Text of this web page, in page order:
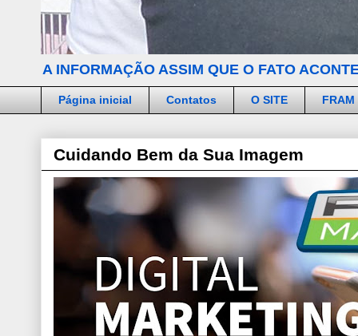
A INFORMAÇÃO ASSIM QUE O FATO
Página inicial Contatos O SITE FRAM
Cuidando Bem da Sua Imagem